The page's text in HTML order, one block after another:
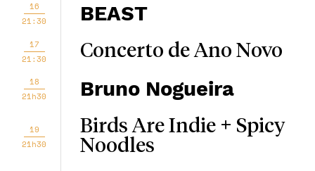
16
21:30
BEAST
17
21:30
Concerto de Ano Novo
18
21h30
Bruno Nogueira
19
21h30
Birds Are Indie + Spicy
Noodles